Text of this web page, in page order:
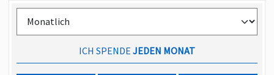
ICH SPENDE JEDEN MONAT